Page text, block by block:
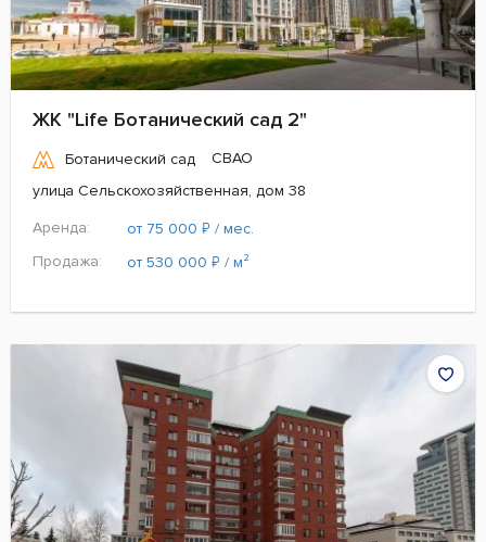
ЖК "Life Ботанический сад 2"
Ботанический сад
СВАО
улица Сельскохозяйственная, дом 38
Аренда:
от 75 000 ₽ / мес.
Продажа:
от 530 000 ₽ / м²